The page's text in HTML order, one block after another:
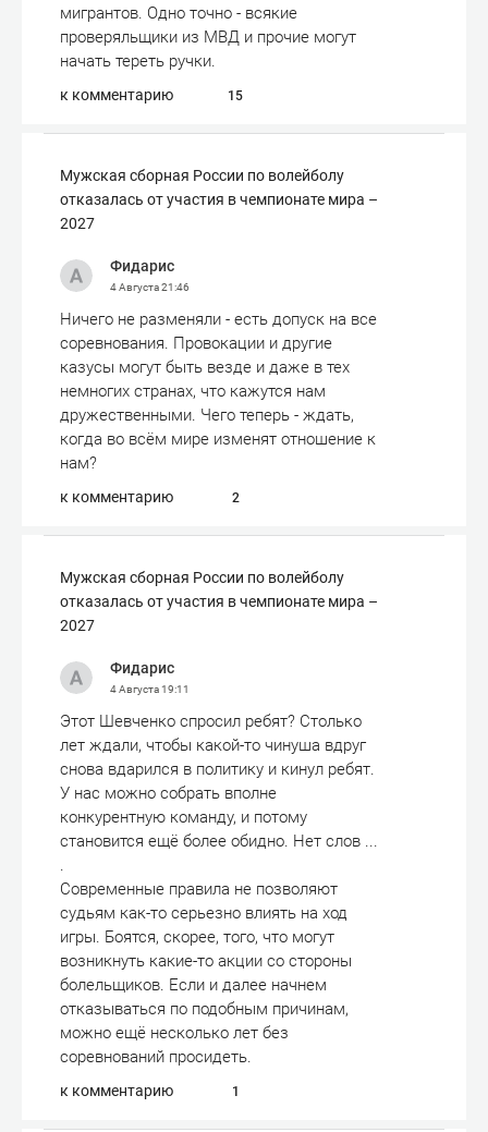
мигрантов. Одно точно - всякие
проверяльщики из МВД и прочие могут
начать тереть ручки.
к комментарию 15
Мужская сборная России по волейболу
отказалась от участия в чемпионате мира –
2027
Фидарис
4 Августа21:46
Ничего не разменяли - есть допуск на все
соревнования. Провокации и другие
казусы могут быть везде и даже в тех
немногих странах, что кажутся нам
дружественными. Чего теперь - ждать,
когда во всём мире изменят отношение к
нам?
к комментарию 2
Мужская сборная России по волейболу
отказалась от участия в чемпионате мира –
2027
Фидарис
4 Августа19:11
Этот Шевченко спросил ребят? Столько
лет ждали, чтобы какой-то чинуша вдруг
снова вдарился в политику и кинул ребят.
У нас можно собрать вполне
конкурентную команду, и потому
становится ещё более обидно. Нет слов ...
.
Современные правила не позволяют
судьям как-то серьезно влиять на ход
игры. Боятся, скорее, того, что могут
возникнуть какие-то акции со стороны
болельщиков. Если и далее начнем
отказываться по подобным причинам,
можно ещё несколько лет без
соревнований просидеть.
к комментарию 1